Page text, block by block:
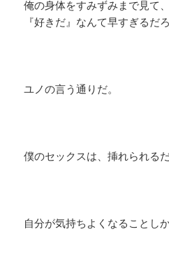
俺の身体をすみずみまで見て
『好きだ』なんて早すぎるだ
ユノの言う通りだ。
僕のセックスは、挿れられるだ
自分が気持ちよくなることし